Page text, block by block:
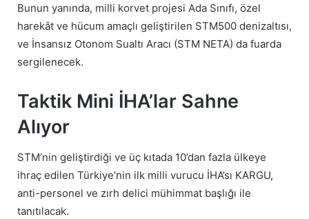
Bunun yanında, milli korvet projesi Ada Sınıfı, özel
harekât ve hücum amaçlı geliştirilen STM500 denizaltısı,
ve İnsansız Otonom Sualtı Aracı (STM NETA) da fuarda
sergilenecek.
Taktik Mini İHA’lar Sahne
Alıyor
STM’nin geliştirdiği ve üç kıtada 10’dan fazla ülkeye
ihraç edilen Türkiye’nin ilk milli vurucu İHA’sı KARGU,
anti-personel ve zırh delici mühimmat başlığı ile
tanıtılacak.